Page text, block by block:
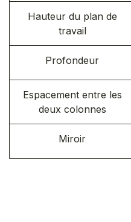
Hauteur du plan de
travail
Profondeur
Espacement entre les
deux colonnes
Miroir